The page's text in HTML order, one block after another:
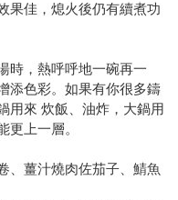
果佳，熄火後仍有續煮功
時，熱呼呼地一碗再一
添色彩。如果有你很多鑄
用來 炊飯、油炸，大鍋用
更上一層。
、薑汁燒肉佐茄子、鯖魚